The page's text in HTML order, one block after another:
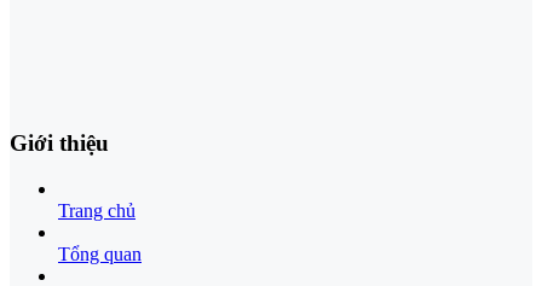
Giới thiệu
Trang chủ
Tổng quan